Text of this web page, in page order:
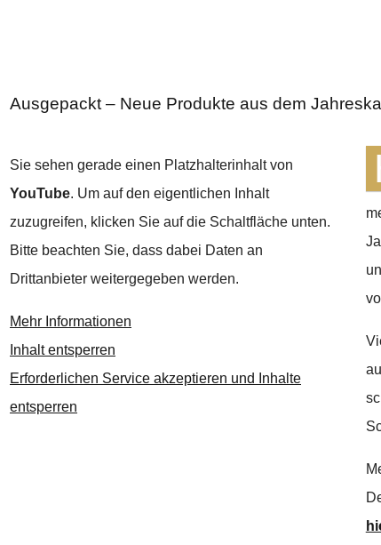
Ausgepackt – Neue Produkte aus dem
Sie sehen gerade einen Platzhalterinhalt von
YouTube. Um auf den eigentlichen Inhalt
zuzugreifen, klicken Sie auf die Schaltfläche unten.
Bitte beachten Sie, dass dabei Daten an
Drittanbieter weitergegeben werden.
Mehr Informationen
Inhalt entsperren
Erforderlichen Service akzeptieren und Inhalte
entsperren